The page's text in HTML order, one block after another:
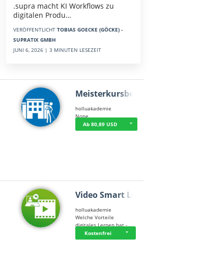
.supra macht KI Workflows zu
digitalen Produ…
VERÖFFENTLICHT TOBIAS GOECKE (GÖCKE) -
SUPRATIX GMBH
JUNI 6, 2026 | 3 MINUTEN LESEZEIT
Meisterkursbegl…
holluakademie
None
Ab 80,89 USD
Video Smart Lea…
holluakademie
Welche Vorteile
digitales Lernen hat - …
Kostenfrei